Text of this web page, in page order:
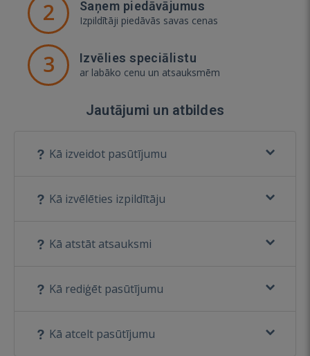
2 Saņem piedāvājumus
Izpildītāji piedāvās savas cenas
3 Izvēlies speciālistu
ar labāko cenu un atsauksmēm
Jautājumi un atbildes
Kā izveidot pasūtījumu
Kā izvēlēties izpildītāju
Kā atstāt atsauksmi
Kā rediģēt pasūtījumu
Kā atcelt pasūtījumu